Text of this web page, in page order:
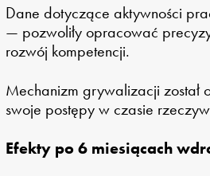
Dane dotyczące aktywności
— pozwoliły opracować
rozwój kompetencji.
Mechanizm grywalizacji został
swoje postępy w czasie
Efekty po 6 miesiącach